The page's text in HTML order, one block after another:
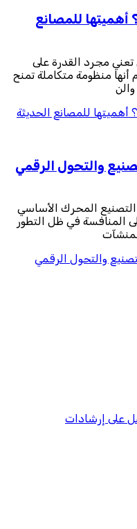
أهميتها للمصانع
مجرد القدرة على
أنها منظومة متكاملة تمنح
أهميتها للمصانع الحديثة
والتحول الرقمي
المحرك الأساسي
المنافسة في ظل التطور
والتحول الرقمي
على إرشادات